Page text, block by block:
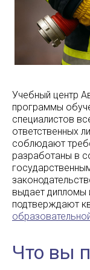
Учебный центр
программы
специалистов
ответственных
соблюдают
разработаны в
выдает дипломы
подтверждают
Что вы